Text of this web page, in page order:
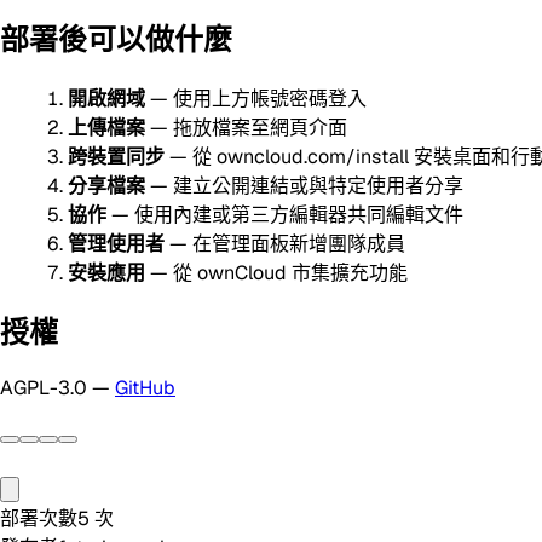
部署後可以做什麼
開啟網域— 使用上方帳號密碼登入
上傳檔案— 拖放檔案至網頁介面
跨裝置同步— 從 owncloud.com/install 安裝桌面和行
分享檔案— 建立公開連結或與特定使用者分享
協作— 使用內建或第三方編輯器共同編輯文件
管理使用者— 在管理面板新增團隊成員
安裝應用 — 從 ownCloud 市集擴充功能
授權
AGPL-3.0 — GitHub
部署次數5 次